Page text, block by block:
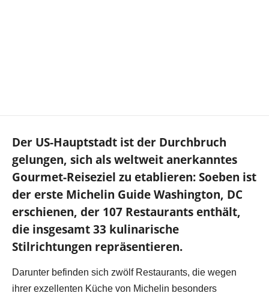
Der US-Hauptstadt ist der Durchbruch
gelungen, sich als weltweit anerkanntes
Gourmet-Reiseziel zu etablieren: Soeben ist
der erste Michelin Guide Washington, DC
erschienen, der 107 Restaurants enthält,
die insgesamt 33 kulinarische
Stilrichtungen repräsentieren.
Darunter befinden sich zwölf Restaurants, die wegen
ihrer exzellenten Küche von Michelin besonders